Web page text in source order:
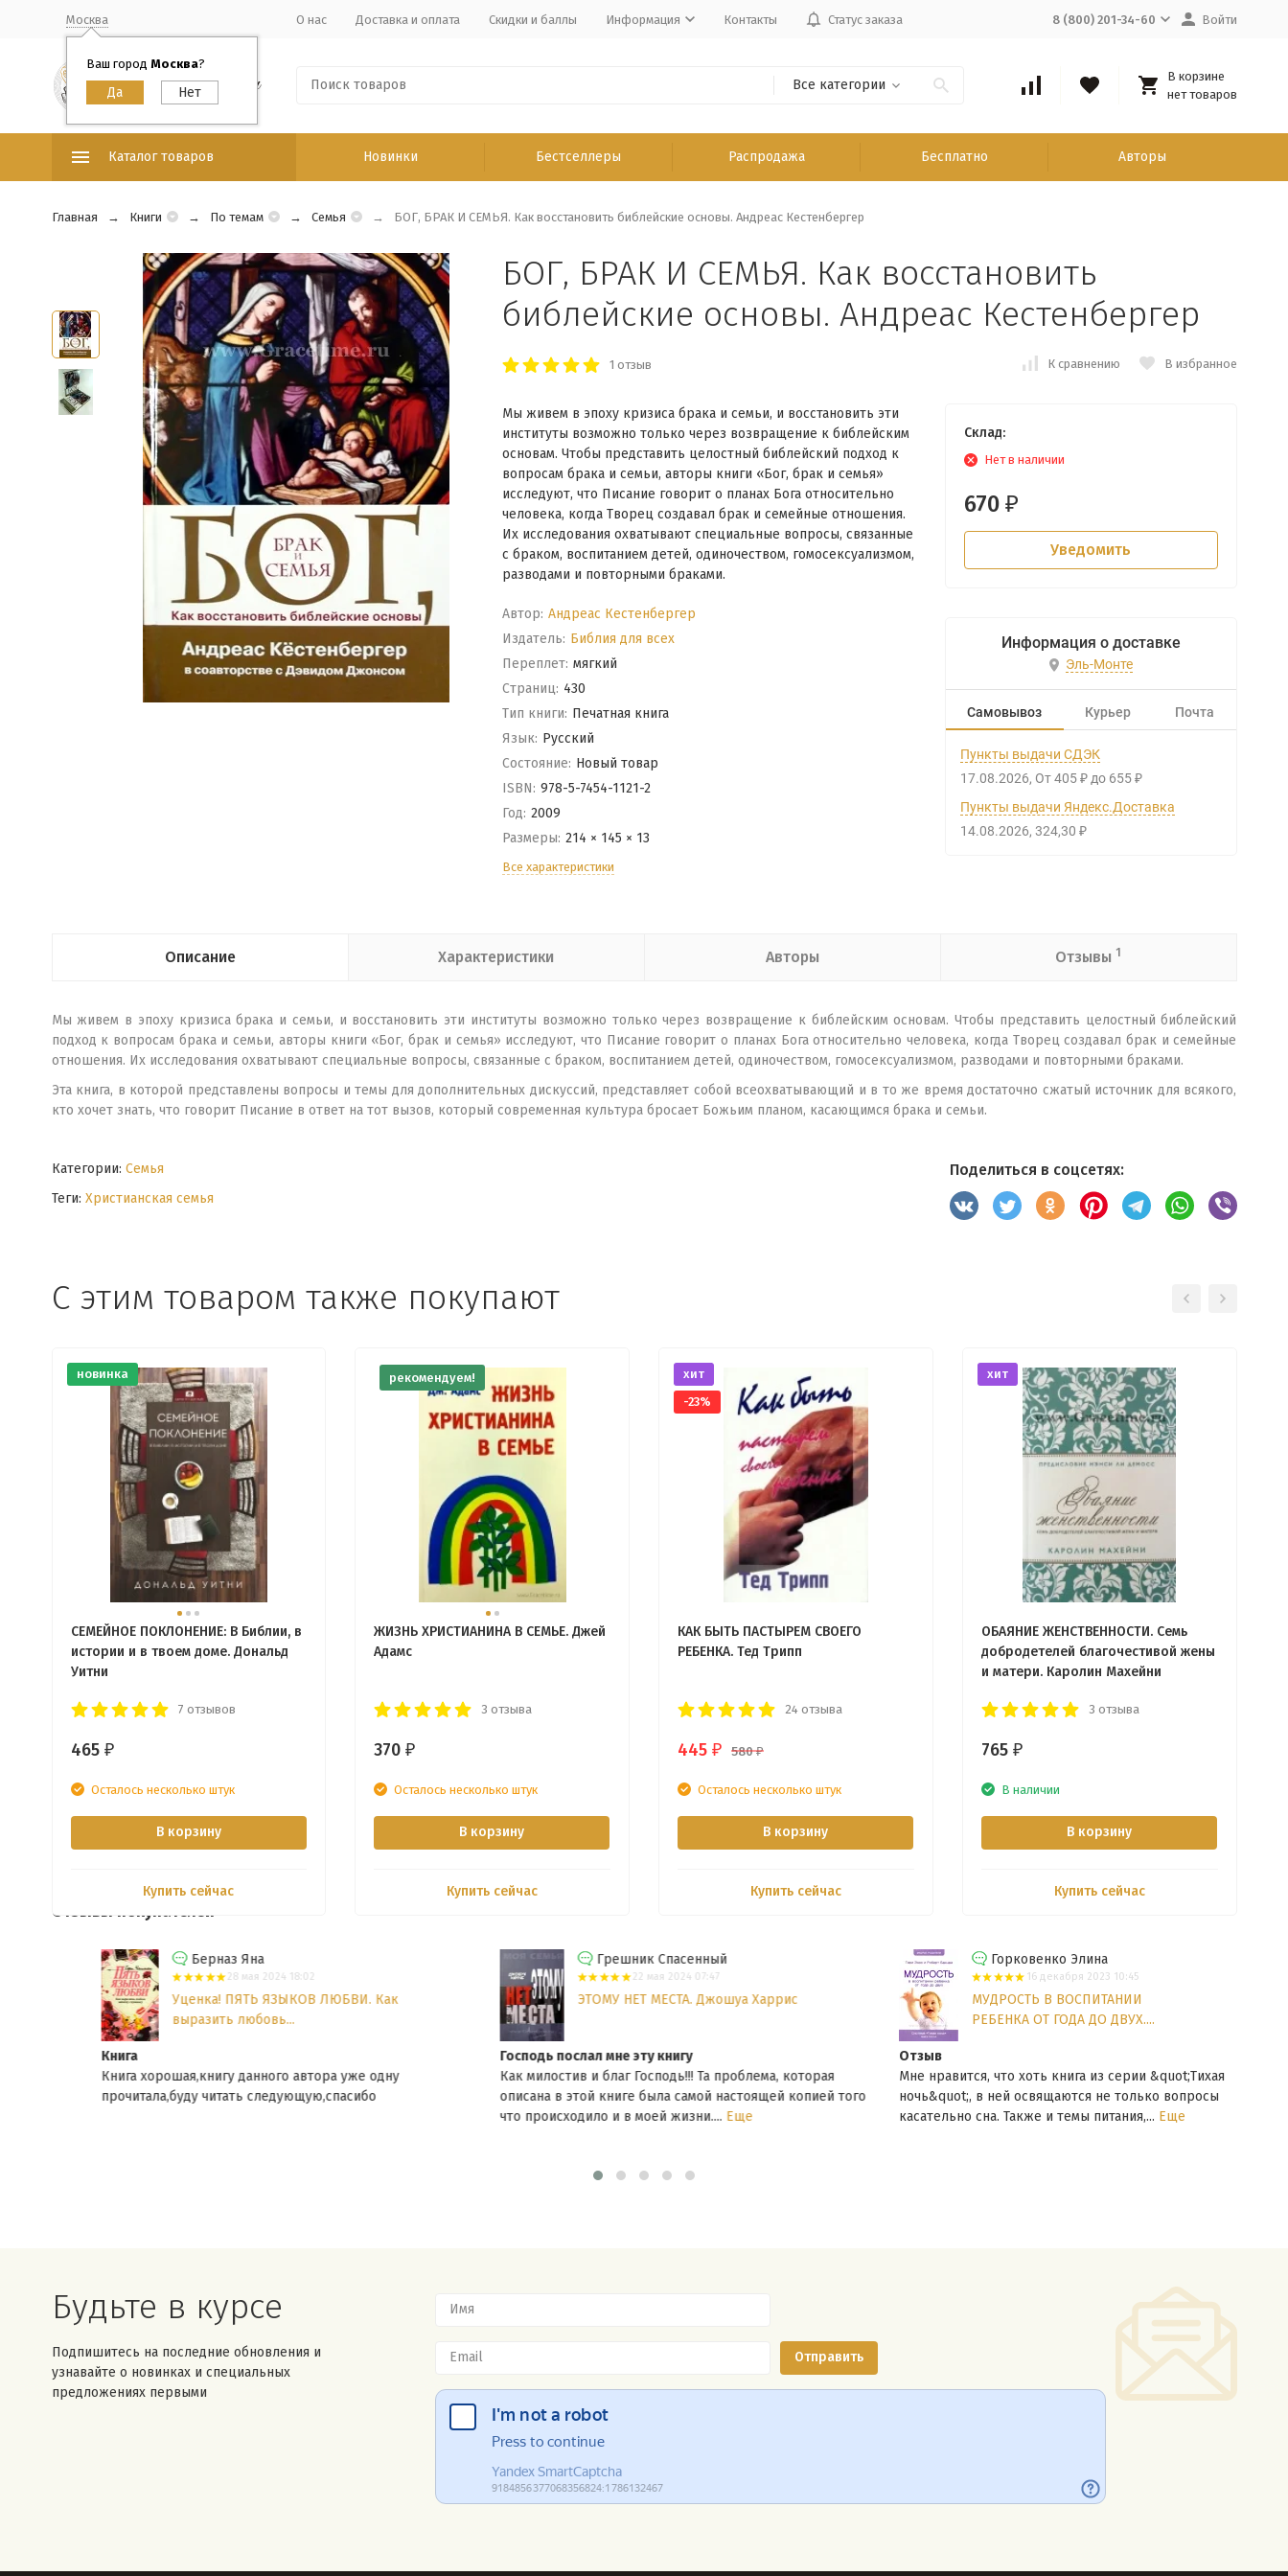
Москва
Ваш город Москва?
О нас Доставка и оплата Скидки и баллы Информация Контакты Статус заказа 8 (800) 201-34-60 Войти
Все категории
В корзине
нет товаров
Каталог товаров Новинки Бестселлеры Распродажа Бесплатно Авторы
Главная Книги По темам Семья БОГ, БРАК И СЕМЬЯ. Как восстановить библейские основы. Андреас Кестенбергер
БОГ, БРАК И СЕМЬЯ. Как восстановить
библейские основы. Андреас Кестенбергер
1 отзыв К сравнению В избранное
Мы живем в эпоху кризиса брака и семьи, и восстановить эти
институты возможно только через возвращение к библейским
основам. Чтобы представить целостный библейский подход к
вопросам брака и семьи, авторы книги «Бог, брак и семья»
исследуют, что Писание говорит о планах Бога относительно
человека, когда Творец создавал брак и семейные отношения.
Их исследования охватывают специальные вопросы, связанные
с браком, воспитанием детей, одиночеством, гомосексуализмом,
разводами и повторными браками.
Автор: Андреас Кестенбергер
Издатель: Библия для всех
Переплет: мягкий
Cтраниц: 430
Тип книги: Печатная книга
Язык: Русский
Состояние: Новый товар
ISBN: 978-5-7454-1121-2
Год: 2009
Размеры: 214 × 145 × 13
Все характеристики
Склад:
Нет в наличии
670 ₽
Уведомить
Информация о доставке
Эль-Монте
Самовывоз Курьер Почта
Пункты выдачи СДЭК
17.08.2026 От 405 ₽ до 655 ₽
Пункты выдачи Яндекс.Доставка
14.08.2026 324,30 ₽
Описание Характеристики Авторы Отзывы 1
Мы живем в эпоху кризиса брака и семьи, и восстановить эти институты возможно только через возвращение к библейским основам. Чтобы представить целостный библейский
подход к вопросам брака и семьи, авторы книги «Бог, брак и семья» исследуют, что Писание говорит о планах Бога относительно человека, когда Творец создавал брак и семейные
отношения. Их исследования охватывают специальные вопросы, связанные с браком, воспитанием детей, одиночеством, гомосексуализмом, разводами и повторными браками.
Эта книга, в которой представлены вопросы и темы для дополнительных дискуссий, представляет собой всеохватывающий и в то же время достаточно сжатый источник для всякого,
кто хочет знать, что говорит Писание в ответ на тот вызов, который современная культура бросает Божьим планом, касающимся брака и семьи.
Категории: Семья
Теги: Христианская семья
Поделиться в соцсетях:
С этим товаром также покупают
новинка
СЕМЕЙНОЕ ПОКЛОНЕНИЕ: В Библии, в
истории и в твоем доме. Дональд
Уитни
7 отзывов
465 ₽
Осталось несколько штук
В корзину
Купить сейчас
рекомендуем!
ЖИЗНЬ ХРИСТИАНИНА В СЕМЬЕ. Джей
Адамс
3 отзыва
370₽
Осталось несколько штук
В корзину
Купить сейчас
хит
-23%
КАК БЫТЬ ПАСТЫРЕМ СВОЕГО
РЕБЕНКА. Тед Трипп
24 отзыва
445 ₽ 580₽
Осталось несколько штук
В корзину
Купить сейчас
хит
ОБАЯНИЕ ЖЕНСТВЕННОСТИ. Семь
добродетелей благочестивой жены
и матери. Каролин Махейни
3 отзыва
765 ₽
В наличии
В корзину
Купить сейчас
Отзывы покупателей
Берназ Яна
28 мая 2024 18:02
Уценка! ПЯТЬ ЯЗЫКОВ ЛЮБВИ. Как
выразить любовь...
Книга хорошая,книгу данного автора уже одну
прочитала,буду читать следующую,спасибо
Грешник Спасенный
22 мая 2024 07:47
ЭТОМУ НЕТ МЕСТА. Джошуа Харрис
Господь послал мне эту книгу
Как милостив и благ Господь!!! Та проблема, которая
описана в этой книге была самой настоящей копией того
что происходило и в моей жизни....Еще
Горковенко Элина
16 декабря 2023 10:45
МУДРОСТЬ В ВОСПИТАНИИ
РЕБЕНКА ОТ ГОДА ДО ДВУХ....
Отзыв
Мне нравится, что хоть книга из серии &quot;Тихая
ночь&quot;, в ней освящаются не только вопросы
касательно сна. Также и темы питания,...Еще
Будьте в курсе
Подпишитесь на последние обновления и
узнавайте о новинках и специальных
предложениях первыми